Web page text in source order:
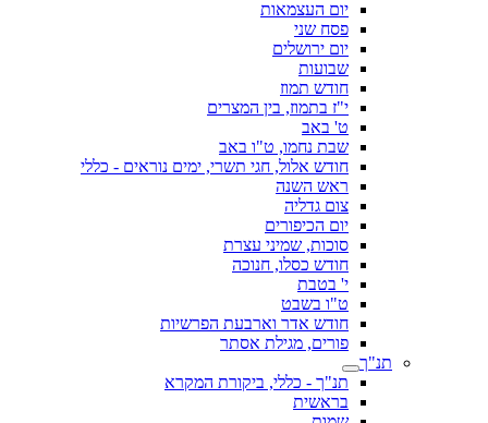
יום העצמאות
פסח שני
יום ירושלים
שבועות
חודש תמוז
י"ז בתמוז, בין המצרים
ט' באב
שבת נחמו, ט"ו באב
חודש אלול, חגי תשרי, ימים נוראים - כללי
ראש השנה
צום גדליה
יום הכיפורים
סוכות, שמיני עצרת
חודש כסלו, חנוכה
י' בטבת
ט"ו בשבט
חודש אדר וארבעת הפרשיות
פורים, מגילת אסתר
תנ"ך
תנ"ך - כללי, ביקורת המקרא
בראשית